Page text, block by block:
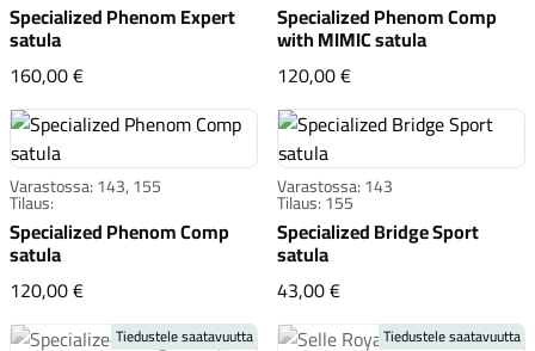
Specialized Phenom Expert
satula
160,00 €Specialized Phenom Expert satula
Specialized Phenom Comp
with MIMIC satula
120,00 €Specialized Phenom
Varastossa: 143, 155
Tilaus:
Specialized Phenom Comp
satula
120,00 €Specialized Phenom Comp satula
Varastossa: 143
Tilaus: 155
Specialized Bridge Sport
satula
43,00 €Specialized Bridge
Tiedustele saatavuutta Tiedustele saatavuutta